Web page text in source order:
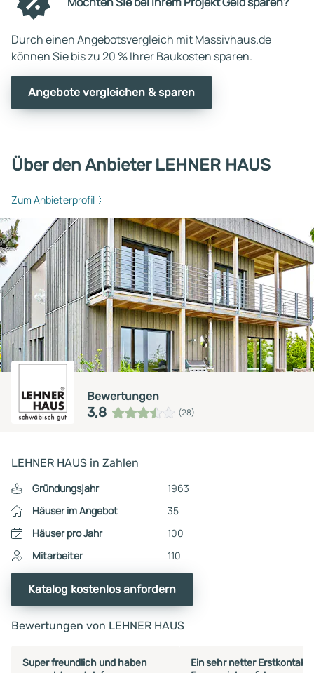
Durch einen Angebotsvergleich mit Massivhaus.de
können Sie bis zu 20 % Ihrer Baukosten sparen.
Angebote vergleichen & sparen
Über den Anbieter LEHNER HAUS
Zum Anbieterprofil
Bewertungen
3,8 (28)
LEHNER HAUS in Zahlen
Gründungsjahr
1963
Häuser im Angebot
35
Häuser pro Jahr
100
Mitarbeiter
110
Katalog kostenlos anfordern
Bewertungen von LEHNER HAUS
Super freundlich und haben
Ein sehr netter Erstkontakt.